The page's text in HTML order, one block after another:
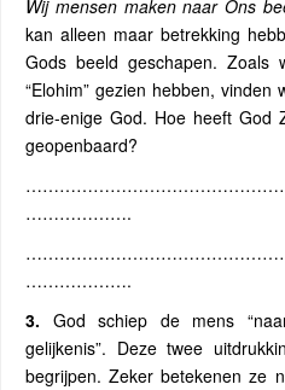
Wij mensen maken naar Ons
kan alleen maar betrekking
Gods beeld geschapen.
“Elohim” gezien hebben,
drie-enige God. Hoe heeft God
geopenbaard?
……………….
……………….
3. God schiep de mens
gelijkenis”. Deze twee
begrijpen. Zeker betekenen ze